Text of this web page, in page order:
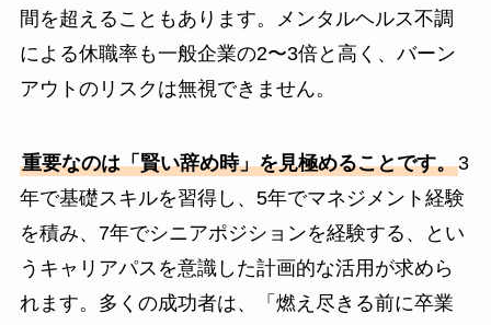
間を超えることもあります。メンタルヘルス不調
による休職率も一般企業の2〜3倍と高く、バーン
アウトのリスクは無視できません。
重要なのは「賢い辞め時」を見極めることです。3
年で基礎スキルを習得し、5年でマネジメント経験
を積み、7年でシニアポジションを経験する、とい
うキャリアパスを意識した計画的な活用が求めら
れます。多くの成功者は、「燃え尽きる前に卒業